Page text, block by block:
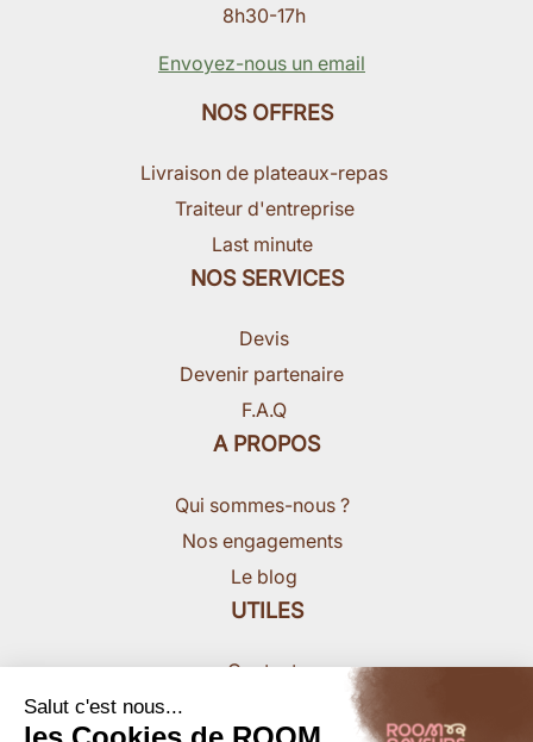
Salut c'est nous...
8h30-17h
Envoyez-nous un email
NOS OFFRES
Livraison de plateaux-repas
Traiteur d'entreprise
Last minute
NOS SERVICES
Devis
Devenir partenaire
F.A.Q
A PROPOS
Qui sommes-nous ?
Nos engagements
Le blog
UTILES
Contact